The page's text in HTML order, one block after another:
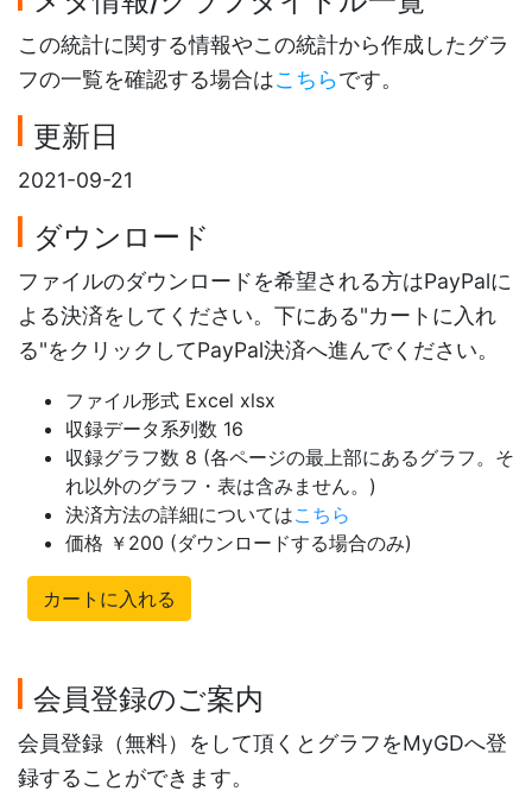
この統計に関する情報やこの統計から作成したグラ
フの一覧を確認する場合はこちらです。
更新日
2021-09-21
ダウンロード
ファイルのダウンロードを希望される方はPayPalに
よる決済をしてください。下にある"カートに入れ
る"をクリックしてPayPal決済へ進んでください。
ファイル形式 Excel xlsx
収録データ系列数 16
収録グラフ数 8 (各ページの最上部にあるグラフ。そ
れ以外のグラフ・表は含みません。)
決済方法の詳細についてはこちら
価格 ￥200 (ダウンロードする場合のみ)
カートに入れる
会員登録のご案内
会員登録（無料）をして頂くとグラフをMyGDへ登
録することができます。